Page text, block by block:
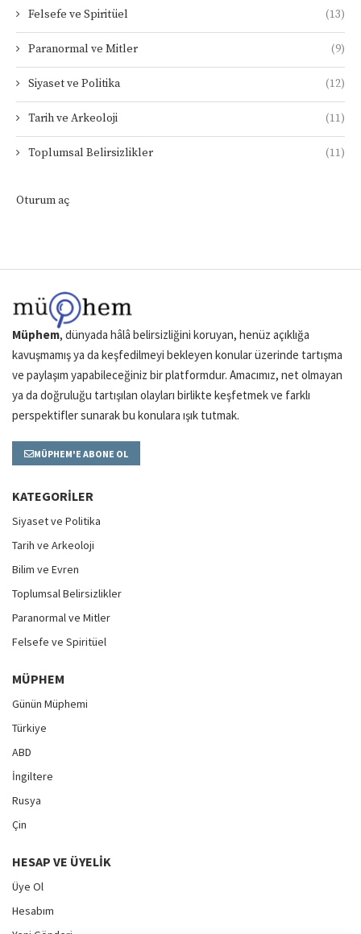
Felsefe ve Spiritüel (13)
Paranormal ve Mitler (9)
Siyaset ve Politika (12)
Tarih ve Arkeoloji (11)
Toplumsal Belirsizlikler (11)
Oturum aç
Müphem, dünyada hâlâ belirsizliğini koruyan, henüz açıklığa
kavuşmamış ya da keşfedilmeyi bekleyen konular üzerinde tartışma
ve paylaşım yapabileceğiniz bir platformdur. Amacımız, net olmayan
ya da doğruluğu tartışılan olayları birlikte keşfetmek ve farklı
perspektifler sunarak bu konulara ışık tutmak.
MÜPHEM'E ABONE OL
KATEGORILER
Siyaset ve Politika
Tarih ve Arkeoloji
Bilim ve Evren
Toplumsal Belirsizlikler
Paranormal ve Mitler
Felsefe ve Spiritüel
MÜPHEM
Günün Müphemi
Türkiye
ABD
İngiltere
Rusya
Çin
HESAP VE ÜYELIK
Üye Ol
Hesabım